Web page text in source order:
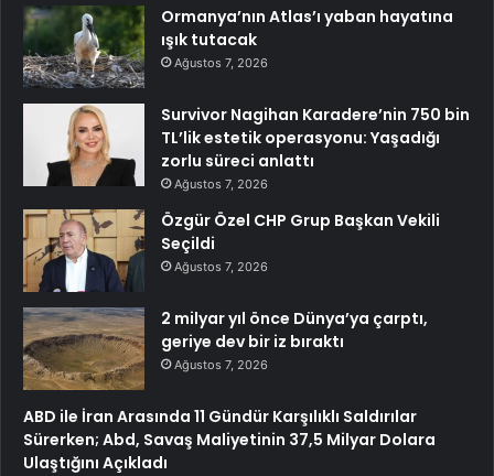
Ormanya’nın Atlas’ı yaban hayatına
ışık tutacak
Ağustos 7, 2026
Survivor Nagihan Karadere’nin 750 bin
TL’lik estetik operasyonu: Yaşadığı
zorlu süreci anlattı
Ağustos 7, 2026
Özgür Özel CHP Grup Başkan Vekili
Seçildi
Ağustos 7, 2026
2 milyar yıl önce Dünya’ya çarptı,
geriye dev bir iz bıraktı
Ağustos 7, 2026
ABD ile İran Arasında 11 Gündür Karşılıklı Saldırılar
Sürerken; Abd, Savaş Maliyetinin 37,5 Milyar Dolara
Ulaştığını Açıkladı